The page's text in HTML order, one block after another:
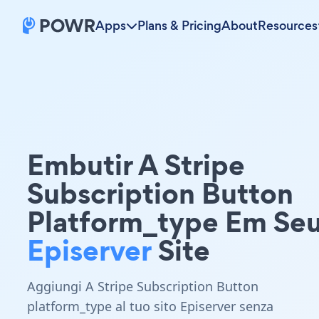
Apps Plans & PricingAboutResources
Embutir A Stripe
Subscription Button
Platform_type Em
EpiserverSite
Aggiungi A Stripe Subscription Button
platform_type al tuo sito Episerver senza